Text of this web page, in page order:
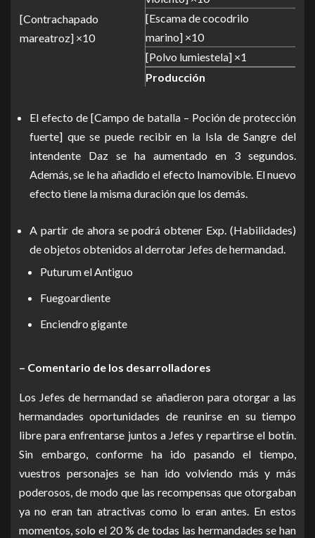
[Contrachapado
mareatroz] ×10
[Escama de cocodrilo
marino] ×10
[Polvo lumiestela] ×1
Producción
El efecto de [Campo de batalla – Poción de protección
fuerte] que se puede recibir en la Isla de Sangre del
intendente Daz se ha aumentado en 3 segundos.
Además, se le ha añadido el efecto Inamovible. El nuevo
efecto tiene la misma duración que los demás.
A partir de ahora se podrá obtener Exp. (Habilidades)
de objetos obtenidos al derrotar Jefes de hermandad.
Puturum el Antiguo
Fuegoardiente
Enciendro gigante
– Comentario de los desarrolladores
Los Jefes de hermandad se añadieron para otorgar a las
hermandades oportunidades de reunirse en su tiempo
libre para enfrentarse juntos a Jefes y repartirse el botín.
Sin embargo, conforme ha ido pasando el tiempo,
vuestros personajes se han ido volviendo más y más
poderosos, de modo que las recompensas que otorgaban
ya no eran tan atractivas como lo eran antes. En estos
momentos, solo el 20 % de todas las hermandades se han